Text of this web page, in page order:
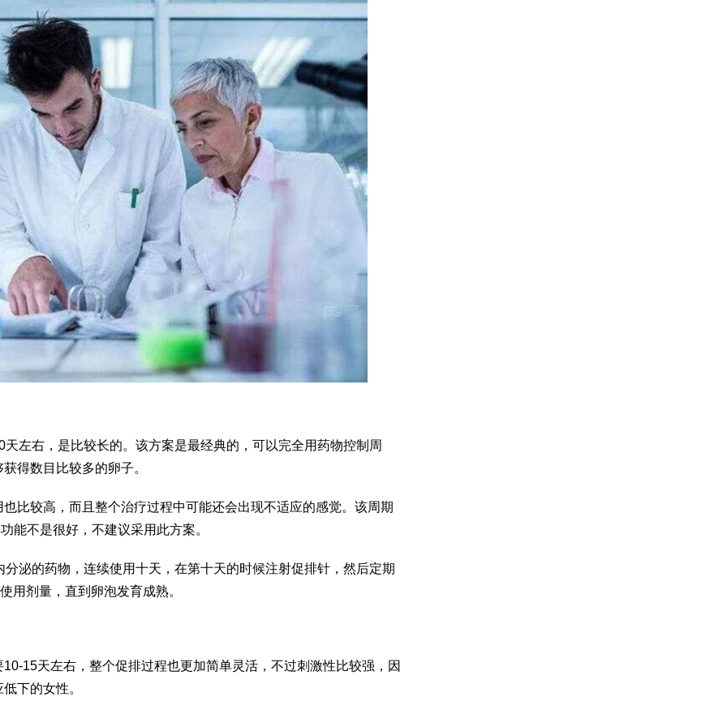
左右，是比较长的。该方案是最经典的，可以完全用药物控制周
得数目比较多的卵子。
比较高，而且整个治疗过程中可能还会出现不适应的感觉。该周期
能不是很好，不建议采用此方案。
泌的药物，连续使用十天，在第十天的时候注射促排针，然后定期
用剂量，直到卵泡发育成熟。
15天左右，整个促排过程也更加简单灵活，不过刺激性比较强，因
下的女性。